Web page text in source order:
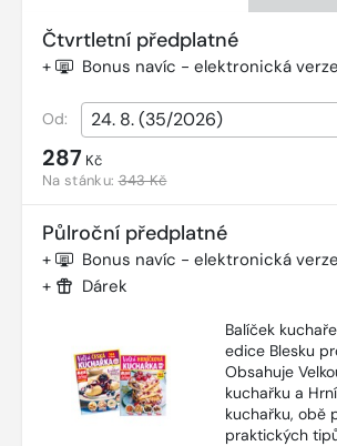
Čtvrtletní předplatné
+ Bonus navíc - elektronická
Od:
287 Kč
Na stánku:343 Kč
Půlroční předplatné
+ Bonus navíc - elektronická
+ Dárek
Balíček
edice Blesku
Obsahuje
kuchařku a
kuchařku, obě
praktických